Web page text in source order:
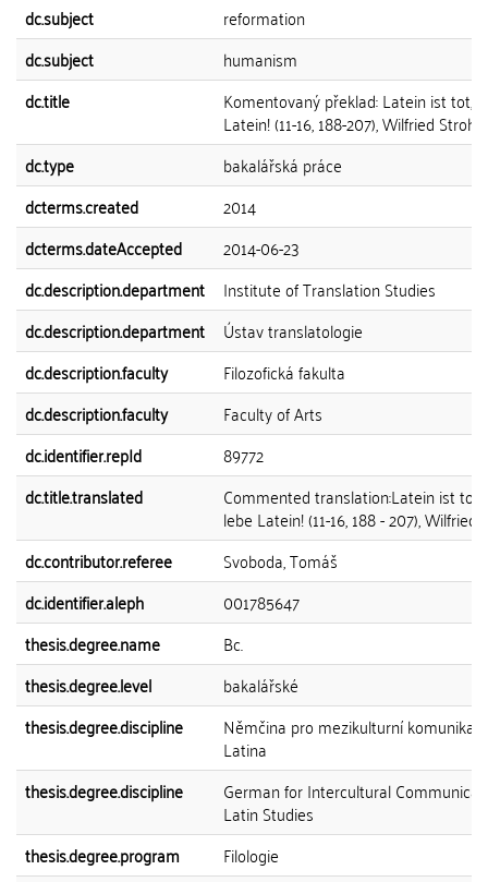
dc.subject
reformation
dc.subject
humanism
dc.title
Komentovaný překlad: Latein ist tot,
Latein! (11-16, 188-207), Wilfried Stroh
dc.type
bakalářská práce
dcterms.created
2014
dcterms.dateAccepted
2014-06-23
dc.description.department
Institute of Translation Studies
dc.description.department
Ústav translatologie
dc.description.faculty
Filozofická fakulta
dc.description.faculty
Faculty of Arts
dc.identifier.repId
89772
dc.title.translated
Commented translation:Latein ist tot,
lebe Latein! (11-16, 188 - 207), Wilfried
dc.contributor.referee
Svoboda, Tomáš
dc.identifier.aleph
001785647
thesis.degree.name
Bc.
thesis.degree.level
bakalářské
thesis.degree.discipline
Němčina pro mezikulturní
Latina
thesis.degree.discipline
German for Intercultural
Latin Studies
thesis.degree.program
Filologie